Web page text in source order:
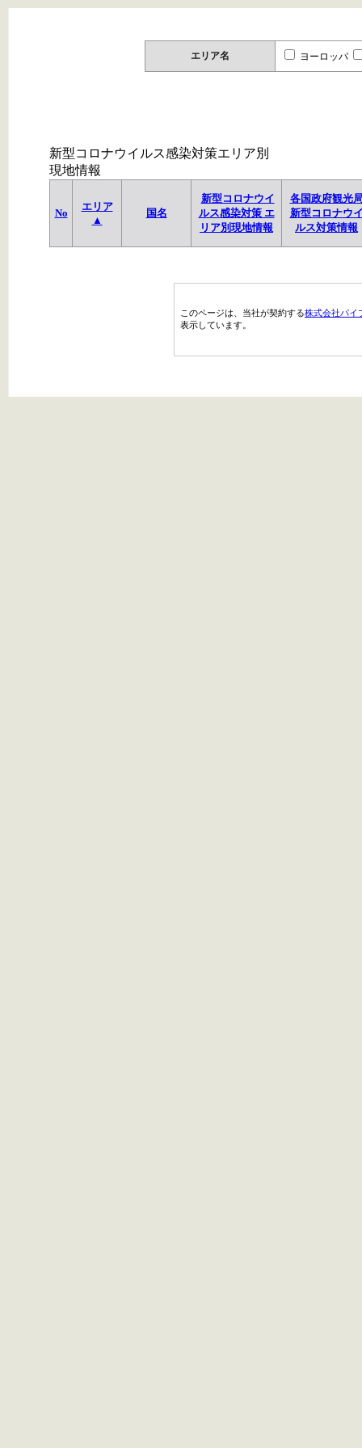
エリア名 ヨーロッパ
新型コロナウイルス感染対策エリア別
現地情報
No
エリア
▲
国名
新型コロナウイ
ルス感染対策 エ
リア別現地情報
各国政府観光
新型コロナウ
ルス対策情報
このページは、当社が契約する株式会社パイ
表示しています。